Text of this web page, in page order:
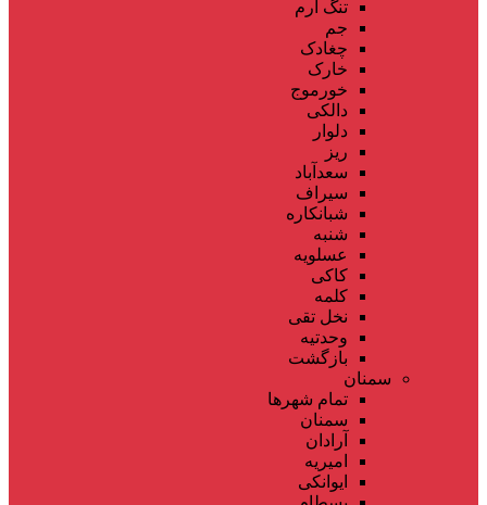
تنگ ارم
جم
چغادک
خارک
خورموج
دالکی
دلوار
ریز
سعدآباد
سیراف
شبانکاره
شنبه
عسلویه
کاکی
کلمه
نخل تقی
وحدتیه
بازگشت
سمنان
تمام شهر‌ها
سمنان
آرادان
امیریه
ایوانکی